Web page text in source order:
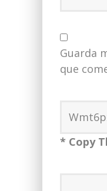
Guarda
que
* Copy